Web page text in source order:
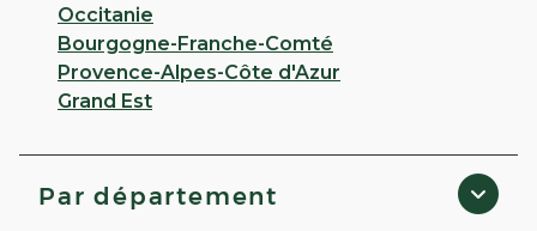
Occitanie
Bourgogne-Franche-Comté
Provence-Alpes-Côte d'Azur
Grand Est
Par département